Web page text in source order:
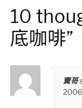
10
底咖啡”
寶哥